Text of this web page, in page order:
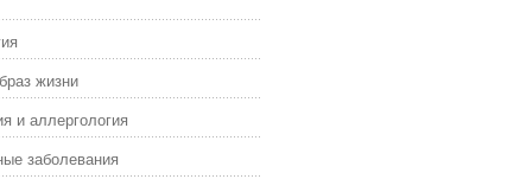
жизни
и аллергология
заболевания